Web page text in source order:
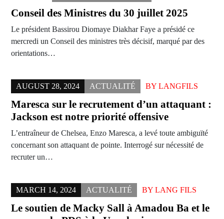
Conseil des Ministres du 30 juillet 2025
Le président Bassirou Diomaye Diakhar Faye a présidé ce
mercredi un Conseil des ministres très décisif, marqué par des
orientations…
AUGUST 28, 2024 ACTUALITÉ BY LANGFILS
Maresca sur le recrutement d’un attaquant :
Jackson est notre priorité offensive
L’entraîneur de Chelsea, Enzo Maresca, a levé toute ambiguïté
concernant son attaquant de pointe. Interrogé sur nécessité de
recruter un…
MARCH 14, 2024 ACTUALITÉ BY LANG FILS
Le soutien de Macky Sall à Amadou Ba et le